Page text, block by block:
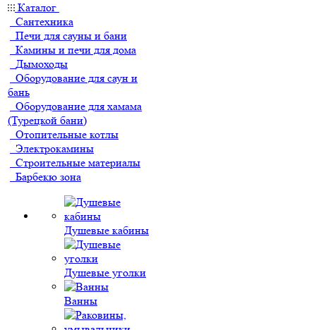
Каталог
Сантехника
Печи для сауны и бани
Камины и печи для дома
Дымоходы
Оборудование для саун и
бань
Оборудование для хамама
(Турецкой бани)
Отопительные котлы
Электрокамины
Строительные материалы
Барбекю зона
Душевые кабины
Душевые уголки
Ванны